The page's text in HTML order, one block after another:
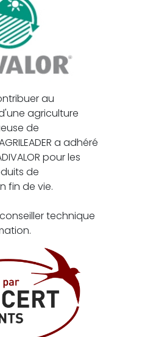
au
agriculture
de
a adhéré
pour les
de
fin de vie.
technique